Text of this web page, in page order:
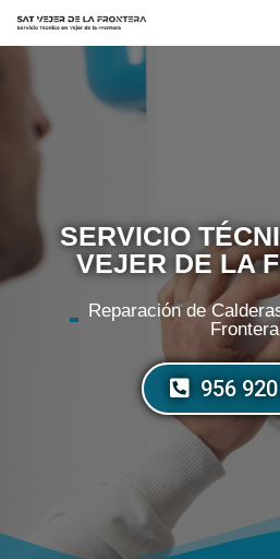
contenido
SERVICIO
VEJER DE LA
Reparación de
Frontera
956